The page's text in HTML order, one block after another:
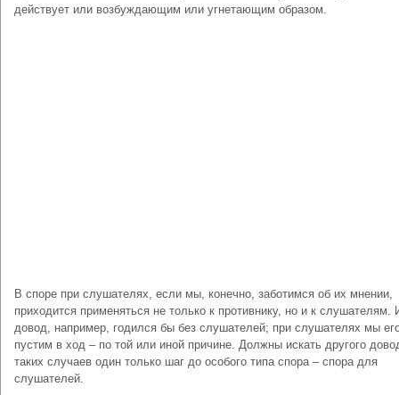
действует или возбуждающим или угнетающим образом.
В споре при слушателях, если мы, конечно, заботимся об их мнении,
приходится применяться не только к противнику, но и к слушателям.
довод, например, годился бы без слушателей; при слушателях мы
пустим в ход – по той или иной причине. Должны искать другого
таких случаев один только шаг до особого типа спора – спора для
слушателей.